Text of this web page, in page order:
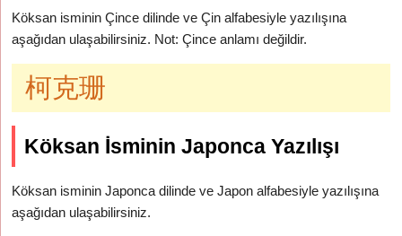
Köksan isminin Çince dilinde ve Çin alfabesiyle yazılışına
aşağıdan ulaşabilirsiniz. Not: Çince anlamı değildir.
柯克珊
Köksan İsminin Japonca Yazılışı
Köksan isminin Japonca dilinde ve Japon alfabesiyle yazılışına
aşağıdan ulaşabilirsiniz.